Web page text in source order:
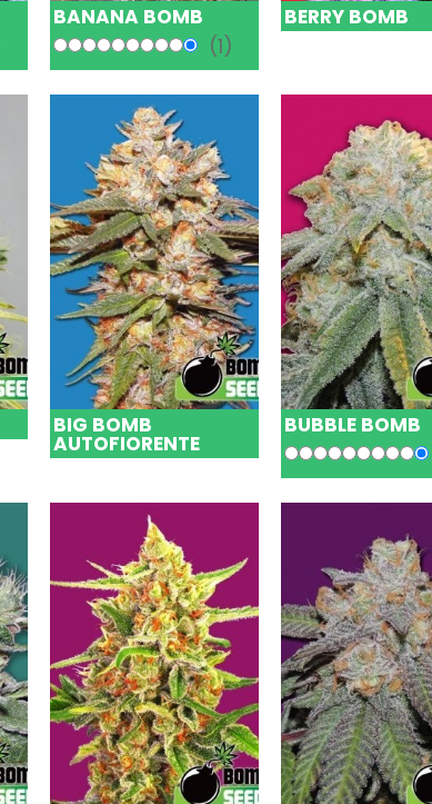
BANANA BOMB
(1)
BERRY BOMB
BIG BOMB
AUTOFIORENTE
BUBBLE BOMB